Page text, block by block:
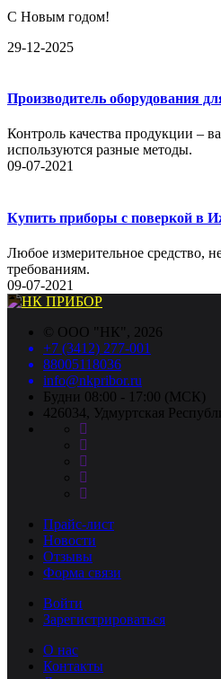
С Новым годом!
29-12-2025
Производитель оборудования
Контроль качества продукции –
используются разные методы.
09-07-2021
Купить приборы с поверкой в
Любое измерительное средство,
требованиям.
09-07-2021
© ООО "НК", 2026
+7 (3412) 277-001
88005118036
info@nkpribor.ru
Будни 08:00 - 17:00 (МСК)
426034, Удмуртская
Прайс-лист
Новости
Отзывы
Форма связи
Войти
Зарегистрироваться
О нас
Контакты